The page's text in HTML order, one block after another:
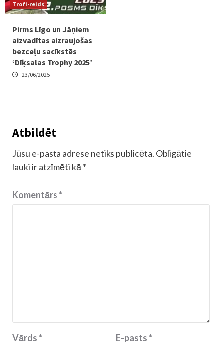
Trofi-reids
Pirms Līgo un Jāņiem
aizvadītas aizraujošas
bezceļu sacīkstēs
‘Dīķsalas Trophy 2025’
23/06/2025
Atbildēt
Jūsu e-pasta adrese netiks publicēta. Obligātie
lauki ir atzīmēti kā *
Komentārs*
Vārds* E-pasts*